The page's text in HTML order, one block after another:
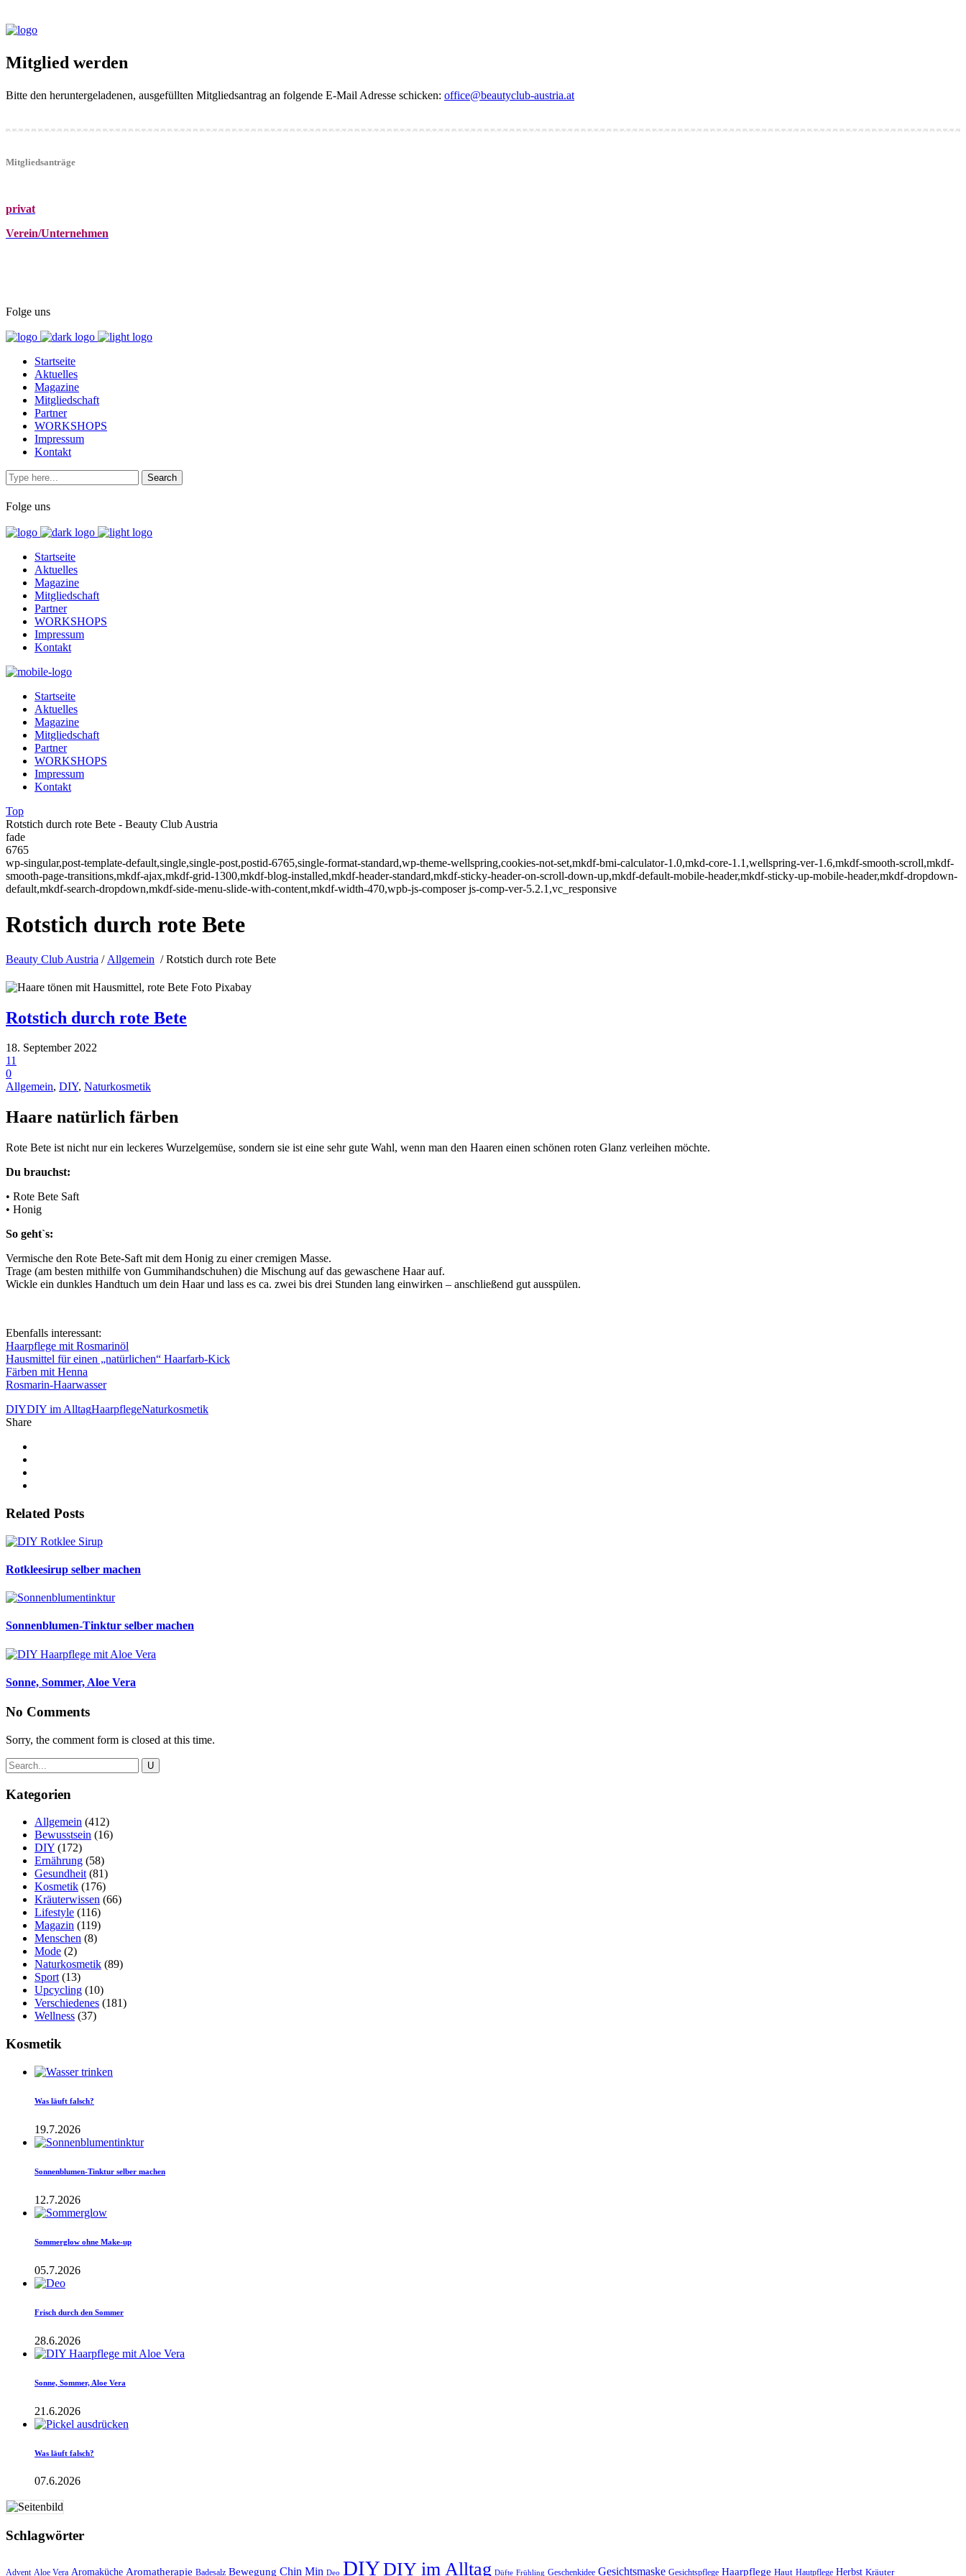
Mitglied werden
Bitte den heruntergeladenen, ausgefüllten Mitgliedsantrag an folgende E-Mail Adresse schicken: office@beautyclub-austria.at
Mitgliedsanträge
privat
Verein/Unternehmen
Folge uns
Startseite
Aktuelles
Magazine
Mitgliedschaft
Partner
WORKSHOPS
Impressum
Kontakt
Folge uns
Startseite
Aktuelles
Magazine
Mitgliedschaft
Partner
WORKSHOPS
Impressum
Kontakt
Startseite
Aktuelles
Magazine
Mitgliedschaft
Partner
WORKSHOPS
Impressum
Kontakt
Top
Rotstich durch rote Bete - Beauty Club Austria
fade
6765
wp-singular,post-template-default,single,single-post,postid-6765,single-format-standard,wp-theme-wellspring,cookies-not-set,mkdf-bmi-calculator-1.0,mkd-core-1.1,wellspring-ver-1.6,mkdf-smooth-scroll,mkdf-
smooth-page-transitions,mkdf-ajax,mkdf-grid-1300,mkdf-blog-installed,mkdf-header-standard,mkdf-sticky-header-on-scroll-down-up,mkdf-default-mobile-header,mkdf-sticky-up-mobile-header,mkdf-dropdown-
default,mkdf-search-dropdown,mkdf-side-menu-slide-with-content,mkdf-width-470,wpb-js-composer js-comp-ver-5.2.1,vc_responsive
Rotstich durch rote Bete
Beauty Club Austria / Allgemein /Rotstich durch rote Bete
Rotstich durch rote Bete
18. September 2022
11
0
Allgemein, DIY, Naturkosmetik
Haare natürlich färben
Rote Bete ist nicht nur ein leckeres Wurzelgemüse, sondern sie ist eine sehr gute Wahl, wenn man den Haaren einen schönen roten Glanz verleihen möchte.
Du brauchst:
• Rote Bete Saft
• Honig
So geht`s:
Vermische den Rote Bete-Saft mit dem Honig zu einer cremigen Masse.
Trage (am besten mithilfe von Gummihandschuhen) die Mischung auf das gewaschene Haar auf.
Wickle ein dunkles Handtuch um dein Haar und lass es ca. zwei bis drei Stunden lang einwirken – anschließend gut ausspülen.
Ebenfalls interessant:
Haarpflege mit Rosmarinöl
Hausmittel für einen „natürlichen“ Haarfarb-Kick
Färben mit Henna
Rosmarin-Haarwasser
DIYDIY im AlltagHaarpflegeNaturkosmetik
Share
Related Posts
Rotkleesirup selber machen
Sonnenblumen-Tinktur selber machen
Sonne, Sommer, Aloe Vera
No Comments
Sorry, the comment form is closed at this time.
Kategorien
Allgemein (412)
Bewusstsein (16)
DIY (172)
Ernährung (58)
Gesundheit(81)
Kosmetik (176)
Kräuterwissen (66)
Lifestyle (116)
Magazin (119)
Menschen (8)
Mode (2)
Naturkosmetik (89)
Sport(13)
Upcycling (10)
Verschiedenes (181)
Wellness (37)
Kosmetik
Was läuft falsch?
19.7.2026
Sonnenblumen-Tinktur selber machen
12.7.2026
Sommerglow ohne Make-up
05.7.2026
Frisch durch den Sommer
28.6.2026
Sonne, Sommer, Aloe Vera
21.6.2026
Was läuft falsch?
07.6.2026
Schlagwörter
Advent Aloe Vera Aromaküche Aromatherapie Badesalz Bewegung Chin Min Deo DIYDIY im Alltag Düfte Frühling Geschenkidee Gesichtsmaske Gesichtspflege Haarpflege Haut Hautpflege Herbst Kräuter